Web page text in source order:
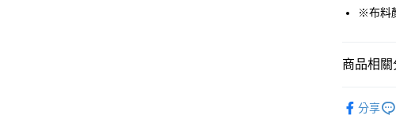
Google
相關說明
2.付款方
相關說明
※布料
商品相關
分享